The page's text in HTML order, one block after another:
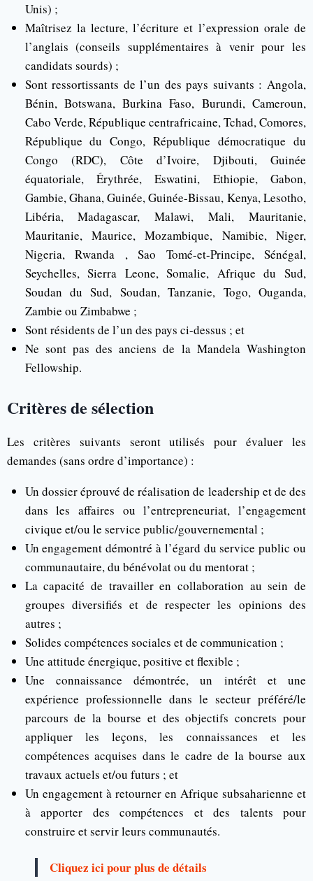
Unis) ;
Maîtrisez la lecture, l’écriture et l’expression orale de
l’anglais (conseils supplémentaires à venir pour les
candidats sourds) ;
Sont ressortissants de l’un des pays suivants : Angola,
Bénin, Botswana, Burkina Faso, Burundi, Cameroun,
Cabo Verde, République centrafricaine, Tchad, Comores,
République du Congo, République démocratique du
Congo (RDC), Côte d’Ivoire, Djibouti, Guinée
équatoriale, Érythrée, Eswatini, Ethiopie, Gabon,
Gambie, Ghana, Guinée, Guinée-Bissau, Kenya, Lesotho,
Libéria, Madagascar, Malawi, Mali, Mauritanie,
Mauritanie, Maurice, Mozambique, Namibie, Niger,
Nigeria, Rwanda , Sao Tomé-et-Principe, Sénégal,
Seychelles, Sierra Leone, Somalie, Afrique du Sud,
Soudan du Sud, Soudan, Tanzanie, Togo, Ouganda,
Zambie ou Zimbabwe ;
Sont résidents de l’un des pays ci-dessus ; et
Ne sont pas des anciens de la Mandela Washington
Fellowship.
Critères de sélection
Les critères suivants seront utilisés pour évaluer les
demandes (sans ordre d’importance) :
Un dossier éprouvé de réalisation de leadership et de des
dans les affaires ou l’entrepreneuriat, l’engagement
civique et/ou le service public/gouvernemental ;
Un engagement démontré à l’égard du service public ou
communautaire, du bénévolat ou du mentorat ;
La capacité de travailler en collaboration au sein de
groupes diversifiés et de respecter les opinions des
autres ;
Solides compétences sociales et de communication ;
Une attitude énergique, positive et flexible ;
Une connaissance démontrée, un intérêt et une
expérience professionnelle dans le secteur préféré/le
parcours de la bourse et des objectifs concrets pour
appliquer les leçons, les connaissances et les
compétences acquises dans le cadre de la bourse aux
travaux actuels et/ou futurs ; et
Un engagement à retourner en Afrique subsaharienne et
à apporter des compétences et des talents pour
construire et servir leurs communautés.
Cliquez ici pour plus de détails